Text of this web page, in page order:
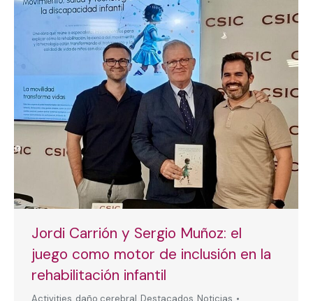
Jordi Carrión y Sergio Muñoz: el
juego como motor de inclusión en la
rehabilitación infantil